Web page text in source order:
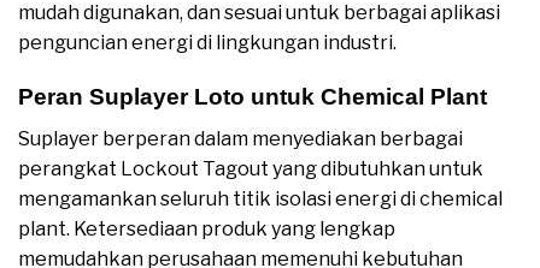
mudah digunakan, dan sesuai untuk berbagai aplikasi
penguncian energi di lingkungan industri.
Peran Suplayer Loto untuk Chemical Plant
Suplayer berperan dalam menyediakan berbagai
perangkat Lockout Tagout yang dibutuhkan untuk
mengamankan seluruh titik isolasi energi di chemical
plant. Ketersediaan produk yang lengkap
memudahkan perusahaan memenuhi kebutuhan